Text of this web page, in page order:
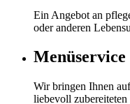
Ein Angebot an
oder anderen
Menüservice
Wir bringen Ihnen
liebevoll